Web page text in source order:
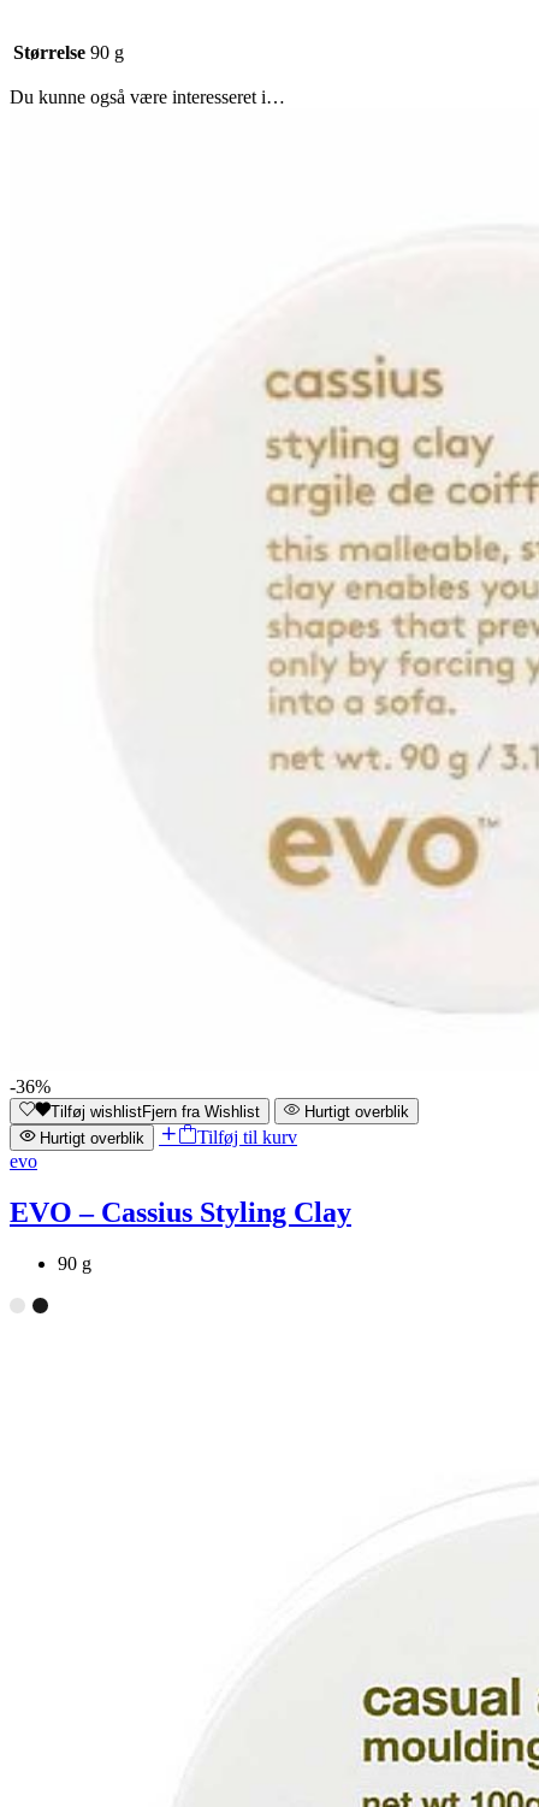
Størrelse 90 g
Du kunne også være interesseret i…
-36%
Tilføj wishlistFjern fra Wishlist
Hurtigt overblik
Hurtigt overblik
Tilføj til kurv
evo
EVO – Cassius Styling Clay
90 g